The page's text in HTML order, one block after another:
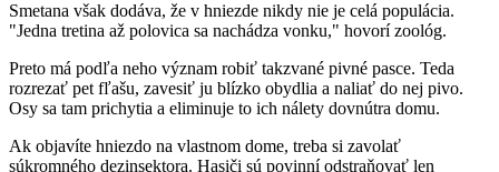
Smetana však dodáva, že v hniezde nikdy nie je celá populácia.
"Jedna tretina až polovica sa nachádza vonku," hovorí zoológ.
Preto má podľa neho význam robiť takzvané pivné pasce. Teda
rozrezať pet fľašu, zavesiť ju blízko obydlia a naliať do nej pivo.
Osy sa tam prichytia a eliminuje to ich nálety dovnútra domu.
Ak objavíte hniezdo na vlastnom dome, treba si zavolať
súkromného dezinsektora. Hasiči sú povinní odstraňovať len